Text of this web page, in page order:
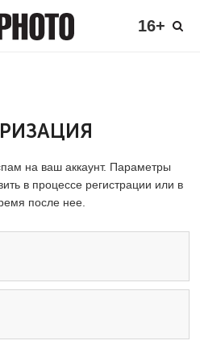
16+
на ваш аккаунт. Параметры
в процессе регистрации или в
после нее.